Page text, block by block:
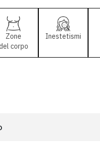
Zone
corpo
Inestetismi